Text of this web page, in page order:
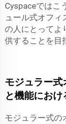
Cyspaceではこ
ュール式オフィ
の人にとってよ
供することを目
モジュラー
と機能にお
モジュラー式の